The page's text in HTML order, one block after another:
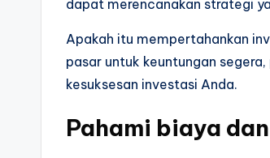
dapat merencanakan strategi
Apakah itu mempertahankan
pasar untuk keuntungan
kesuksesan investasi Anda.
Pahami biaya